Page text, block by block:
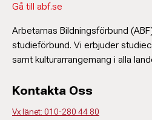
Gå till abf.se
Arbetarnas Bildningsförbund
studieförbund. Vi erbjuder
samt kulturarrangemang i alla
Kontakta Oss
Vx länet: 010-280 44 80